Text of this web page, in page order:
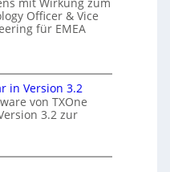
Officer & Vice
für EMEA
in Version 3.2
von TXOne
3.2 zur